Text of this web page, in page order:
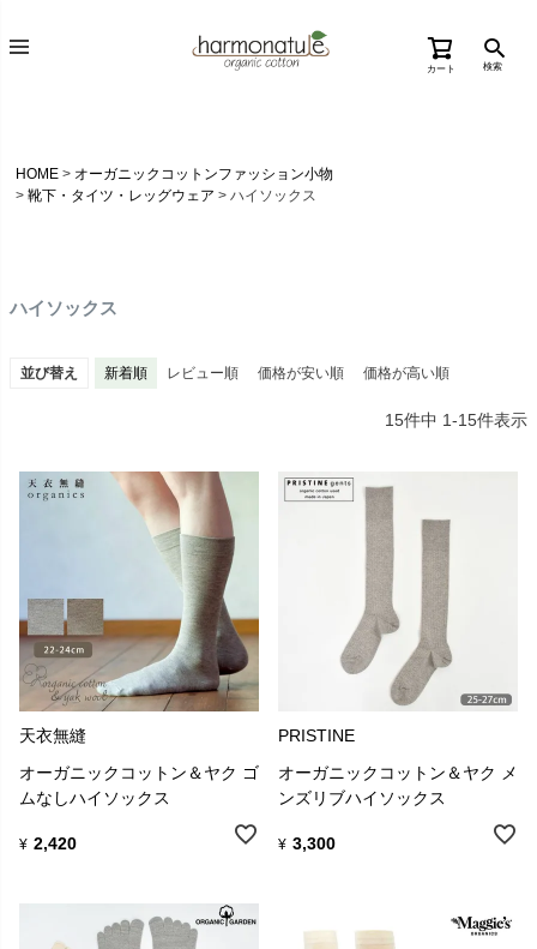
カート 検索
HOME
オーガニックコットンファッション小物
靴下・タイツ・レッグウェア
ハイソックス
ハイソックス
並び替え 新着順 レビュー順 価格が安い順 価格が高い順
15件中 1-15件表示
天衣無縫
オーガニックコットン＆ヤク ゴ
ムなしハイソックス
¥ 2,420
PRISTINE
オーガニックコットン＆ヤク メ
ンズリブハイソックス
¥ 3,300